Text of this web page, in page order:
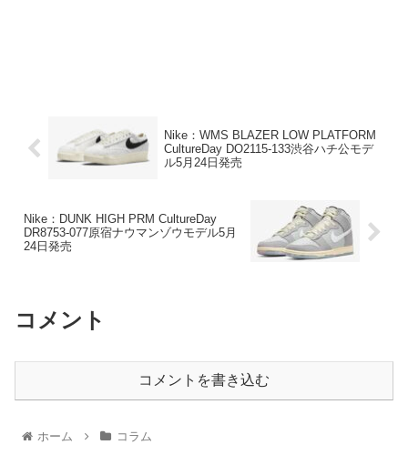
Nike：WMS BLAZER LOW PLATFORM
CultureDay DO2115-133渋谷ハチ公モデ
ル5月24日発売
Nike：DUNK HIGH PRM CultureDay
DR8753-077原宿ナウマンゾウモデル5月
24日発売
コメント
コメントを書き込む
ホーム コラム